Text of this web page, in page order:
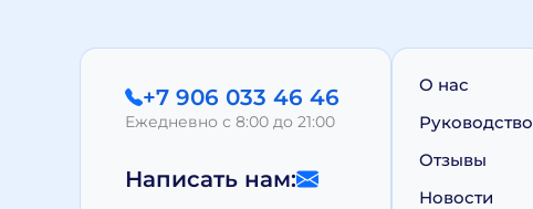
+7 906 033 46 46
Ежедневно с 8:00 до 21:00
Написать нам:
О нас
Руководство
Отзывы
Новости